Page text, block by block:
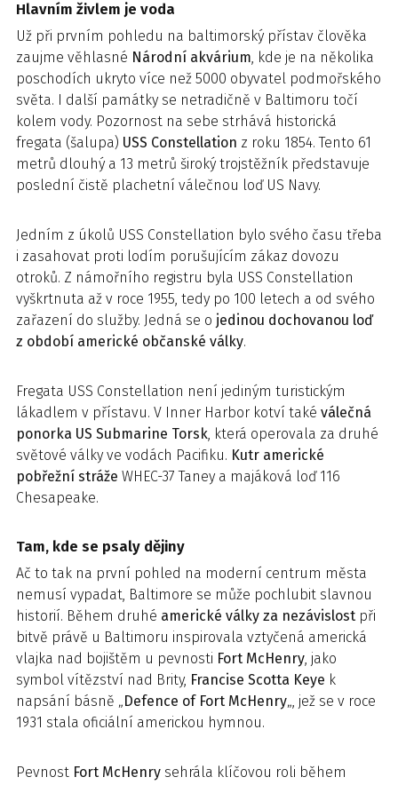
Hlavním živlem je voda
Už při prvním pohledu na baltimorský přístav člověka
zaujme věhlasné Národní akvárium, kde je na několika
poschodích ukryto více než 5000 obyvatel podmořského
světa. I další památky se netradičně v Baltimoru točí
kolem vody. Pozornost na sebe strhává historická
fregata (šalupa) USS Constellation z roku 1854. Tento 61
metrů dlouhý a 13 metrů široký trojstěžník představuje
poslední čistě plachetní válečnou loď US Navy.
Jedním z úkolů USS Constellation bylo svého času třeba
i zasahovat proti lodím porušujícím zákaz dovozu
otroků. Z námořního registru byla USS Constellation
vyškrtnuta až v roce 1955, tedy po 100 letech a od svého
zařazení do služby. Jedná se o jedinou dochovanou loď
z období americké občanské války.
Fregata USS Constellation není jediným turistickým
lákadlem v přístavu. V Inner Harbor kotví také válečná
ponorka US Submarine Torsk, která operovala za druhé
světové války ve vodách Pacifiku. Kutr americké
pobřežní stráže WHEC-37 Taney a majáková loď 116
Chesapeake.
Tam, kde se psaly dějiny
Ač to tak na první pohled na moderní centrum města
nemusí vypadat, Baltimore se může pochlubit slavnou
historií. Během druhé americké války za nezávislost při
bitvě právě u Baltimoru inspirovala vztyčená americká
vlajka nad bojištěm u pevnosti Fort McHenry, jako
symbol vítězství nad Brity, Francise Scotta Keye k
napsání básně „Defence of Fort McHenry„, jež se v roce
1931 stala oficiální americkou hymnou.
Pevnost Fort McHenry sehrála klíčovou roli během